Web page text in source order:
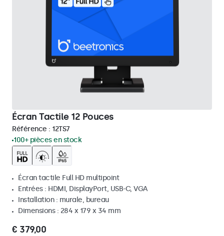
Écran Tactile 12 Pouces
Référence : 12TS7
100+ pièces en stock
Écran tactile Full HD multipoint
Entrées : HDMI, DisplayPort, USB-C, VGA
Installation : murale, bureau
Dimensions : 284 x 179 x 34 mm
€ 379,00